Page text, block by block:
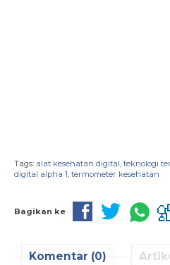
Tags: alat kesehatan digital, teknologi
digital alpha 1, termometer kesehatan
Bagikan ke
Komentar (0)